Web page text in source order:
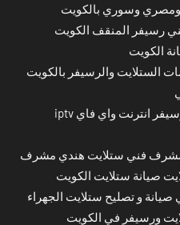
ومصري وسوري بالكويت
رسيفر المنقف الكويت
الكويت
الستلايت والرسيفر بالكويت
فني ستلايت مركزي المنقف رسيفر انترنت واي فاي iptv
فني ستلايت هندي مشرف
صيانة ستلايت الكويت
و تصليح ستلايت الجهراء
ورسيفر في الكويت